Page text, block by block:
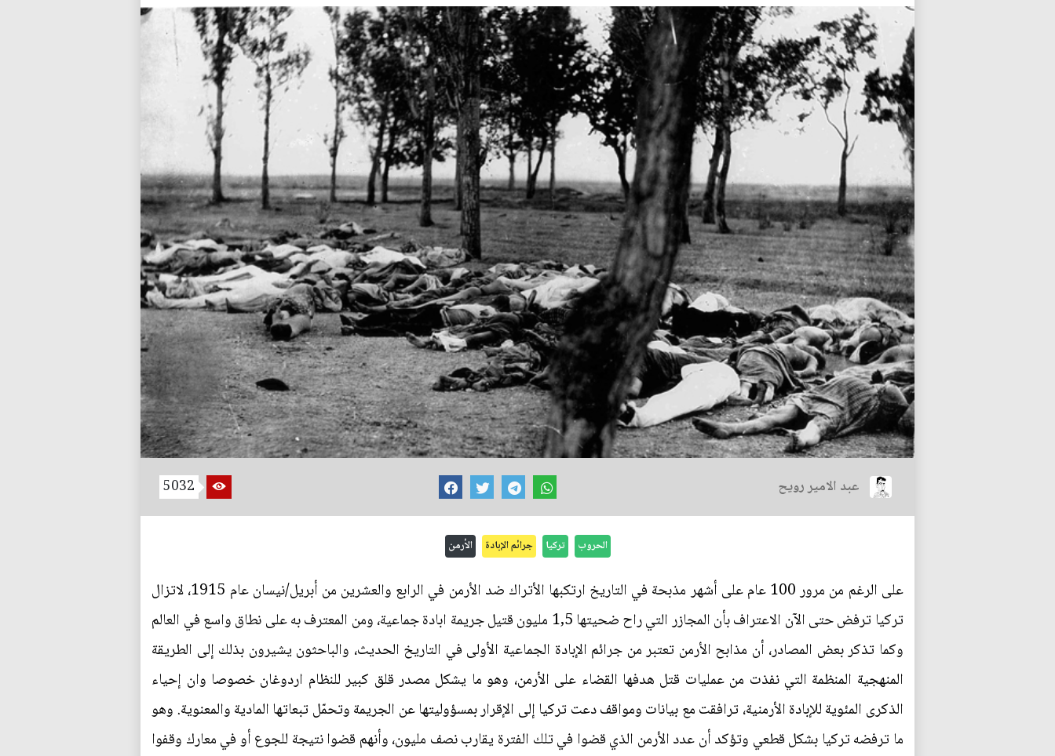
عبد الامير رويح 5032
الحروب تركيا جرائم الإبادة الأرمن
على الرغم من مرور 100 عام على أشهر مذبحة في التاريخ ارتكبها الأتراك ضد الأرمن في الرابع والعشرين من أبريل/نيسان عام 1915، لاتزال
تركيا ترفض حتى الآن الاعتراف بأن المجازر التي راح ضحيتها 1,5 مليون قتيل جريمة ابادة جماعية، ومن المعترف به على نطاق واسع في العالم
وكما تذكر بعض المصادر، أن مذابح الأرمن تعتبر من جرائم الإبادة الجماعية الأولى في التاريخ الحديث، والباحثون يشيرون بذلك إلى الطريقة
المنهجية المنظمة التي نفذت من عمليات قتل هدفها القضاء على الأرمن، وهو ما يشكل مصدر قلق كبير للنظام اردوغان خصوصا وان إحياء
الذكرى المئوية للإبادة الأرمنية، ترافقت مع بيانات ومواقف دعت تركيا إلى الإقرار بمسؤوليتها عن الجريمة وتحمّل تبعاتها المادية والمعنوية. وهو
ما ترفضه تركيا بشكل قطعي وتؤكد أن عدد الأرمن الذي قضوا في تلك الفترة يقارب نصف مليون، وأنهم قضوا نتيجة للجوع أو في معارك وقفوا